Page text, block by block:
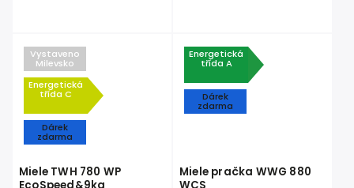
Vystaveno
Milevsko
Energetická
třída C
Dárek
zdarma
Miele TWH 780 WP
Energetická
třída A
Dárek
zdarma
Miele pračka WWG 880